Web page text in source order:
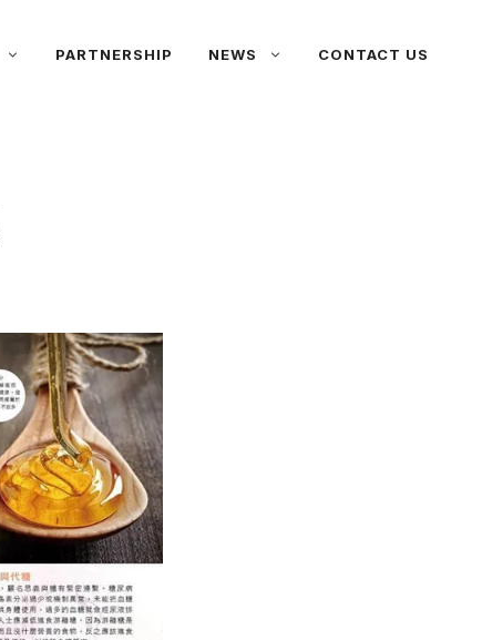
PARTNERSHIP NEWS CONTACT US